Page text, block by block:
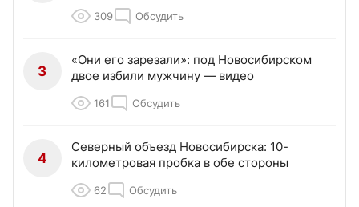
309 Обсудить
3
«Они его зарезали»: под Новосибирском
двое избили мужчину — видео
161 Обсудить
4
Северный объезд Новосибирска: 10-
километровая пробка в обе стороны
62 Обсудить